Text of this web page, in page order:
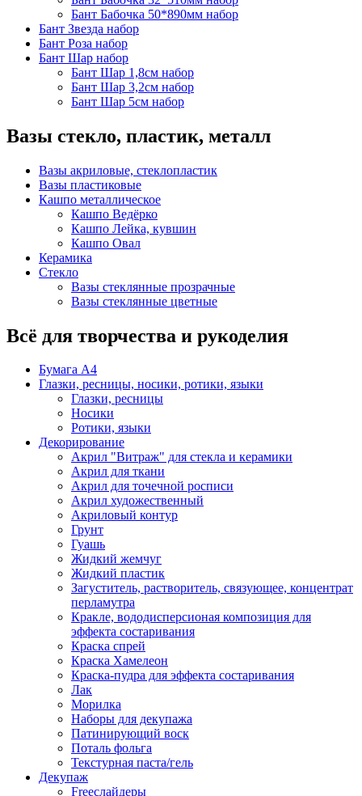
Бант Бабочка 50*890мм набор
Бант Звезда набор
Бант Роза набор
Бант Шар набор
Бант Шар 1,8см набор
Бант Шар 3,2см набор
Бант Шар 5см набор
Вазы стекло, пластик, металл
Вазы акриловые, стеклопластик
Вазы пластиковые
Кашпо металлическое
Кашпо Ведёрко
Кашпо Лейка, кувшин
Кашпо Овал
Керамика
Стекло
Вазы стеклянные прозрачные
Вазы стеклянные цветные
Всё для творчества и рукоделия
Бумага А4
Глазки, ресницы, носики, ротики, языки
Глазки, ресницы
Носики
Ротики, языки
Декорирование
Акрил "Витраж" для стекла и керамики
Акрил для ткани
Акрил для точечной росписи
Акрил художественный
Акриловый контур
Грунт
Гуашь
Жидкий жемчуг
Жидкий пластик
Загуститель, растворитель, связующее, концентрат
перламутра
Кракле, вододисперсионая композиция для
эффекта состаривания
Краска спрей
Краска Хамелеон
Краска-пудра для эффекта состаривания
Лак
Морилка
Наборы для декупажа
Патинирующий воск
Поталь фольга
Текстурная паста/гель
Декупаж
Freeслайдеры